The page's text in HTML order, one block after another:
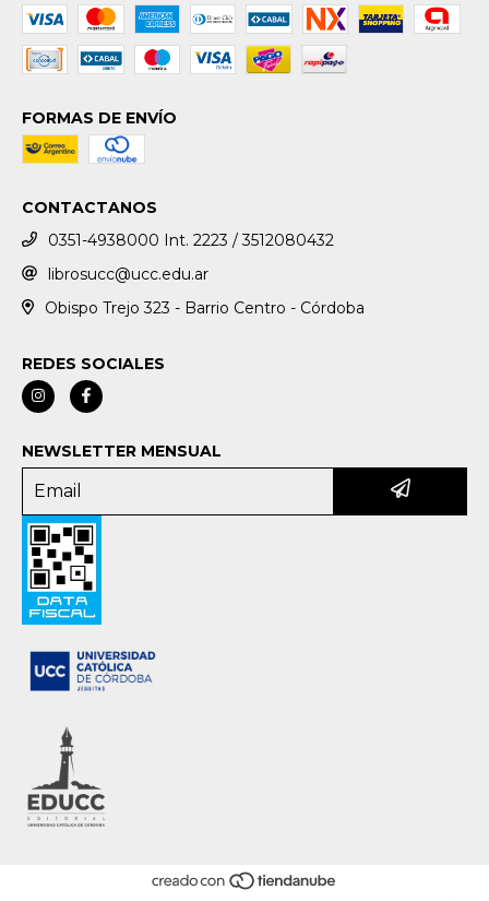
FORMAS DE ENVÍO
CONTACTANOS
0351-4938000 Int. 2223 / 3512080432
librosucc@ucc.edu.ar
Obispo Trejo 323 - Barrio Centro - Córdoba
REDES SOCIALES
NEWSLETTER MENSUAL